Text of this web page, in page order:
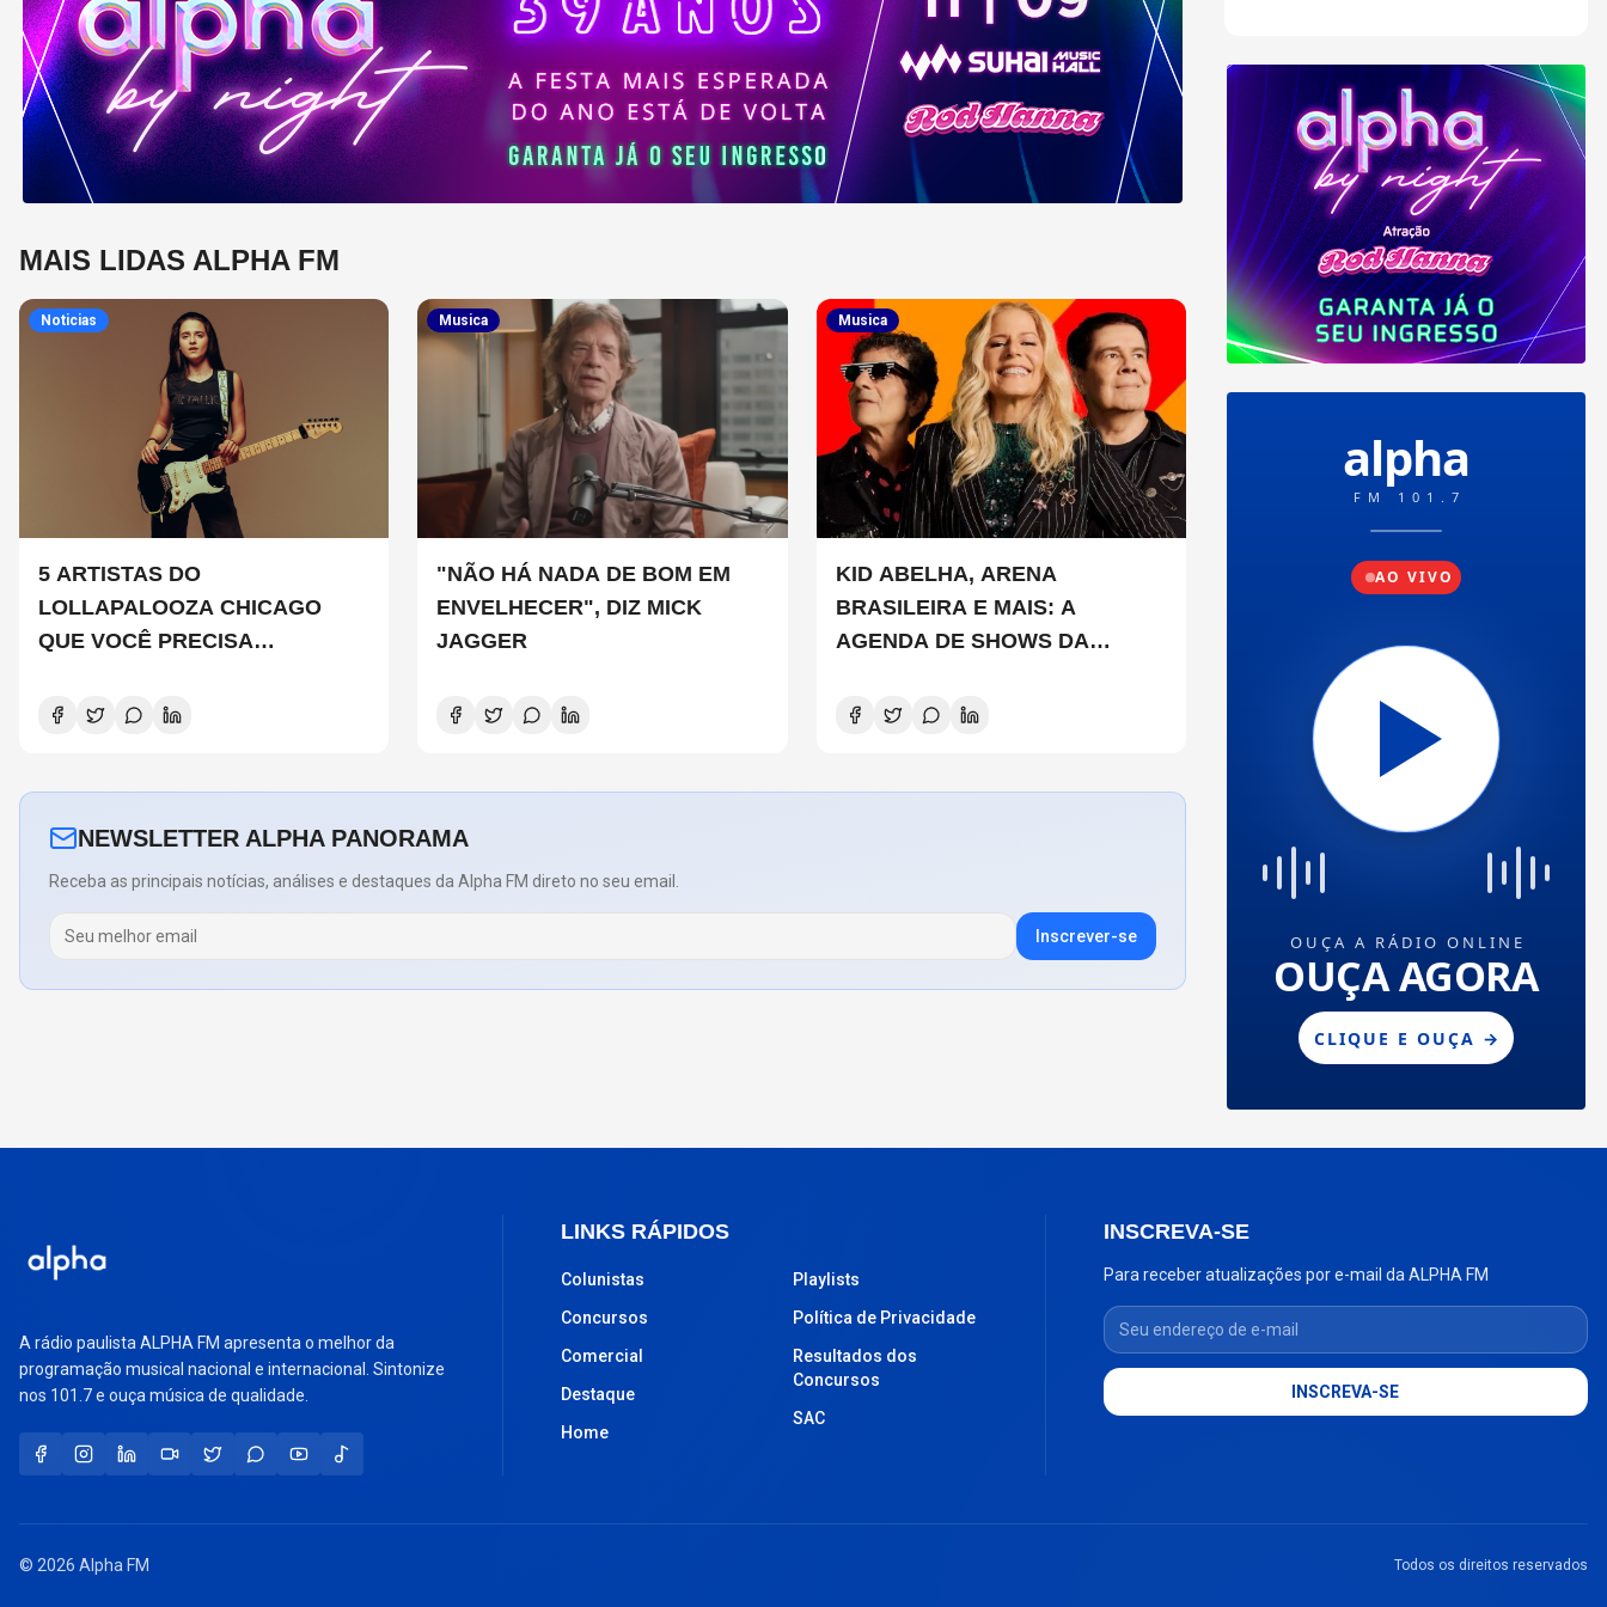
MAIS LIDAS ALPHA FM
Noticias
5 ARTISTAS DO
LOLLAPALOOZA CHICAGO
QUE VOCÊ PRECISA
Musica
"NÃO HÁ NADA DE BOM EM
ENVELHECER", DIZ MICK
JAGGER
Musica
KID ABELHA, ARENA
BRASILEIRA E MAIS: A
AGENDA DE SHOWS DA
NEWSLETTER ALPHA PANORAMA
Receba as principais notícias, análises e destaques da Alpha FM direto no seu email.
Inscrever-se
A rádio paulista ALPHA FM apresenta o melhor da
programação musical nacional e internacional. Sintonize
nos 101.7 e ouça música de qualidade.
LINKS RÁPIDOS
Colunistas
Concursos
Comercial
Destaque
Home
Playlists
Política de Privacidade
Resultados dos
Concursos
SAC
INSCREVA-SE
Para receber atualizações por e-mail da ALPHA FM
Seu endereço de e-mail
INSCREVA-SE
© 2026 Alpha FM Todos os direitos reservados